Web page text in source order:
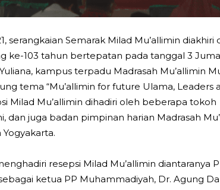
serangkaian Semarak Milad Mu’allimin diakhiri
ke-103 tahun bertepatan pada tanggal 3
kampus terpadu Madrasah Mu’allimin
tema “Mu’allimin for future Ulama, Leaders
Milad Mu’allimin dihadiri oleh beberapa tokoh
dan juga badan pimpinan harian Madrasah
resepsi Milad Mu’allimin diantaranya
ketua PP Muhammadiyah, Dr. Agung